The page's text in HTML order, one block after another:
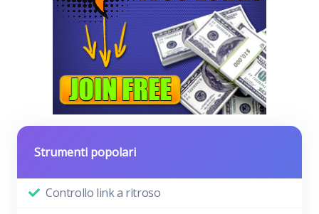
Strumenti popolari
Controllo link a ritroso